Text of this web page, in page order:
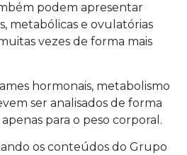
podem apresentar
metabólicas e ovulatórias
vezes de forma mais
hormonais, metabolismo
ser analisados de forma
para o peso corporal.
os conteúdos do Grupo